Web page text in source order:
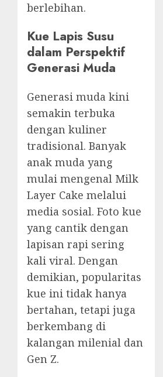
berlebihan.
Kue Lapis Susu
dalam Perspektif
Generasi Muda
Generasi muda kini
semakin terbuka
dengan kuliner
tradisional. Banyak
anak muda yang
mulai mengenal Milk
Layer Cake melalui
media sosial. Foto kue
yang cantik dengan
lapisan rapi sering
kali viral. Dengan
demikian, popularitas
kue ini tidak hanya
bertahan, tetapi juga
berkembang di
kalangan milenial dan
Gen Z.